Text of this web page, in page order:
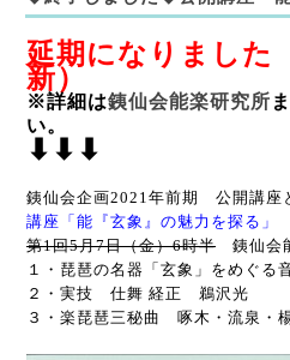
延期になりました
新）
※詳細は銕仙会能楽研究所
い。
⬇︎⬇︎⬇︎
銕仙会企画2021年前期 公開講座
講座「能『玄象』の魅力を探る」
第1回5月7日（金）6時半 銕仙会
１・琵琶の名器「玄象」をめぐ
２・実技 仕舞 経正 鵜沢光
３・楽琵琶三秘曲 啄木・流泉・